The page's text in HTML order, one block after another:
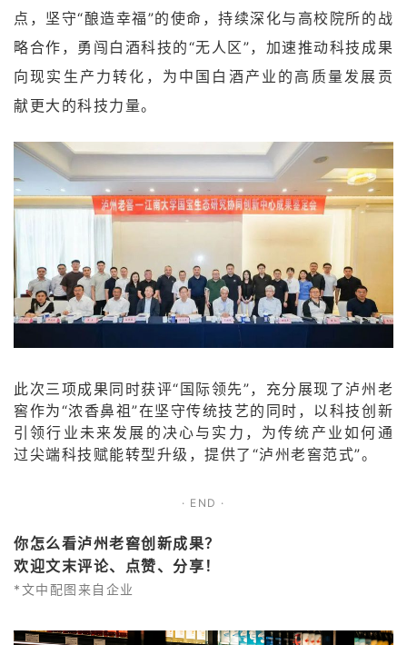
点，坚守“酿造幸福”的使命，持续深化与高校院所的战
略合作，勇闯白酒科技的“无人区”，加速推动科技成果
向现实生产力转化，为中国白酒产业的高质量发展贡
献更大的科技力量。
此次三项成果同时获评“国际领先”，充分展现了泸州老
窖作为“浓香鼻祖”在坚守传统技艺的同时，以科技创新
引领行业未来发展的决心与实力，为传统产业如何通
过尖端科技赋能转型升级，提供了“泸州老窖范式”。
· END ·
你怎么看泸州老窖创新成果？
欢迎文末评论、点赞、分享！
*文中配图来自企业